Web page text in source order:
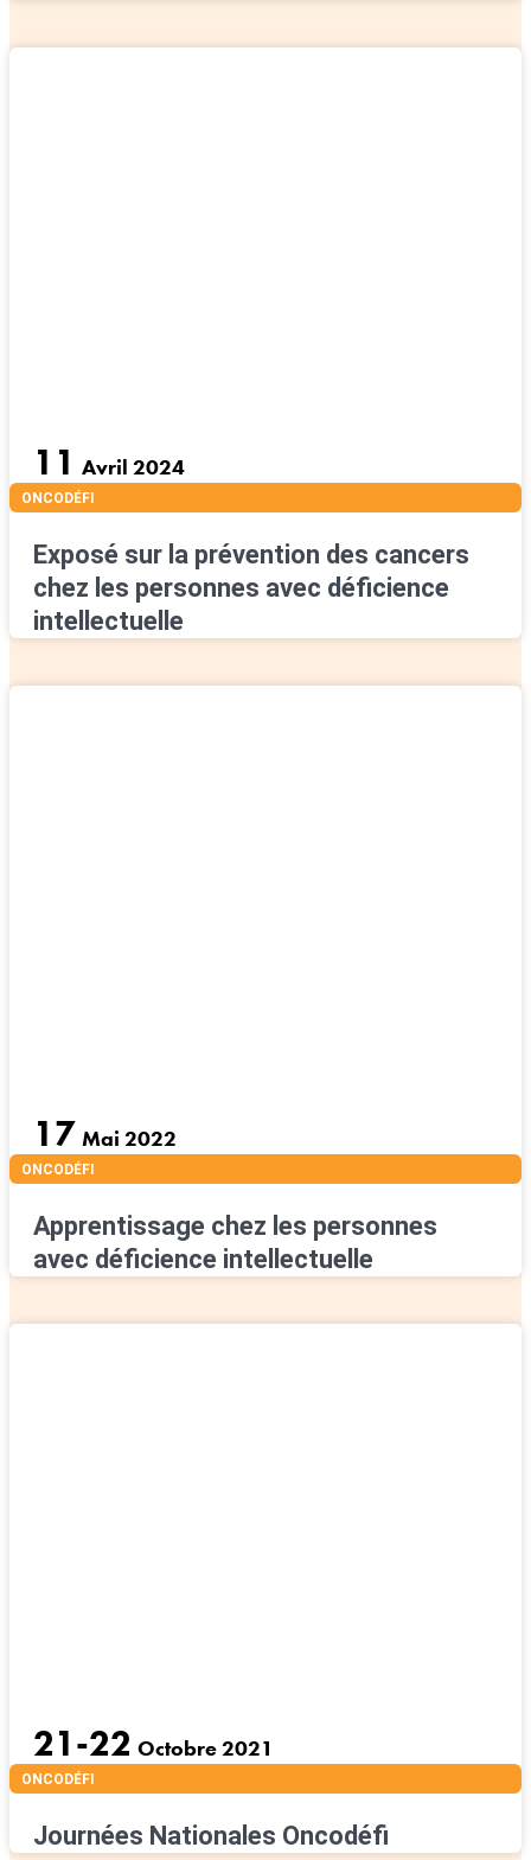
11 Avril 2024
ONCODÉFI
Exposé sur la prévention des cancers
chez les personnes avec déficience
intellectuelle
17 Mai 2022
ONCODÉFI
Apprentissage chez les personnes
avec déficience intellectuelle
21-22 Octobre 2021
ONCODÉFI
Journées Nationales Oncodéfi